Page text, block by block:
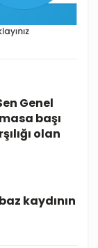
Genel
başı
olan
kaydının